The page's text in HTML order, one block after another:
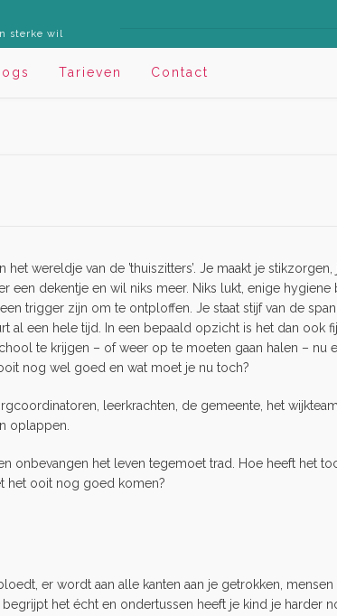
sterke wil
Tarieven Contact
wereldje van de ’thuiszitters’. Je maakt je
dekentje en wil niks meer. Niks lukt, enige
trigger zijn om te ontploffen. Je staat stijf van de
een hele tijd. In een bepaald opzicht is het dan ook
te krijgen – of weer op te moeten gaan halen – nu
nog wel goed en wat moet je nu toch?
leerkrachten, de gemeente, het
oplappen.
onbevangen het leven tegemoet trad. Hoe heeft het
het ooit nog goed komen?
er wordt aan alle kanten aan je getrokken,
het écht en ondertussen heeft je kind je harder